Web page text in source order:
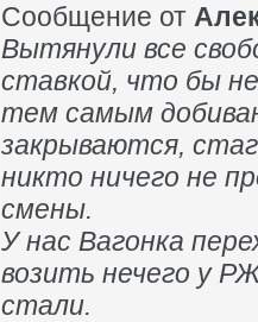
Сообщение от
Вытянули все
ставкой, что бы
тем самым
закрываются,
никто ничего не
смены.
У нас Вагонка
возить нечего у
стали.